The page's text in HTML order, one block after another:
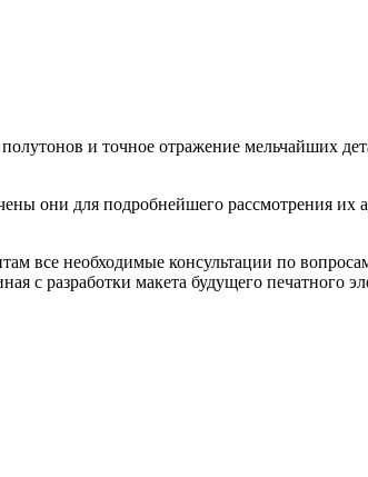
и точное отражение мельчайших
они для подробнейшего рассмотрения их
все необходимые консультации по
разработки макета будущего печатного